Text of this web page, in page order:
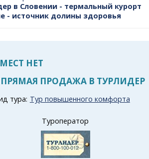
в Словении - термальный курорт
- источник долины здоровья
МЕСТ НЕТ
ПРЯМАЯ ПРОДАЖА В ТУРЛИДЕР
тура: Тур повышенного комфорта
Туроператор